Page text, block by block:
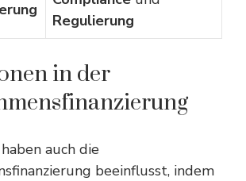
Regulierung
in der
auch die
beeinflusst, indem